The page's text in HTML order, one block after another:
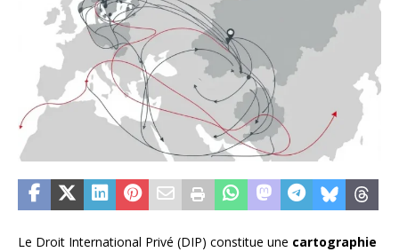
Le Droit International Privé (DIP) constitue une cartographie